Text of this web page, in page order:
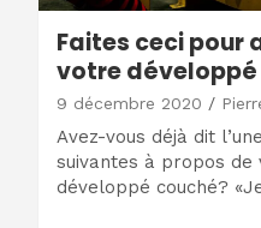
Faites ceci pour
votre développé
9 décembre 2020
Avez-vous déjà dit
suivantes à propos de
développé couché?